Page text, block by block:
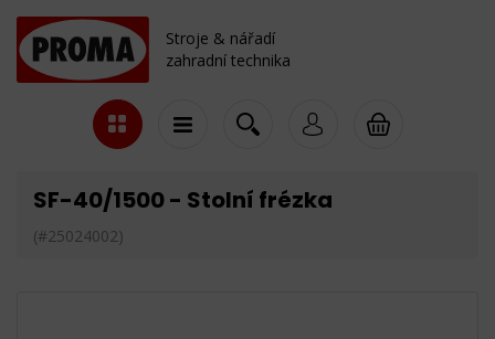
Stroje & nářadí
zahradní technika
SF-40/1500 - Stolní frézka
(#25024002)